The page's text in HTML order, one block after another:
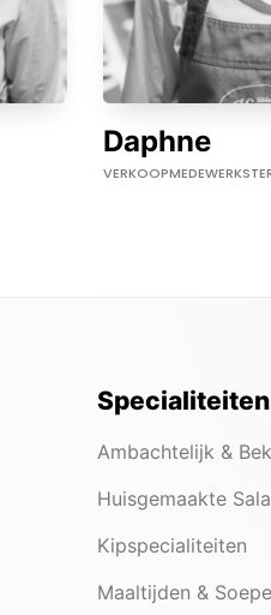
Daphne
Specialiteiten
Ambachtelijk &
Huisgemaakte
Kipspecialiteiten
Maaltijden &